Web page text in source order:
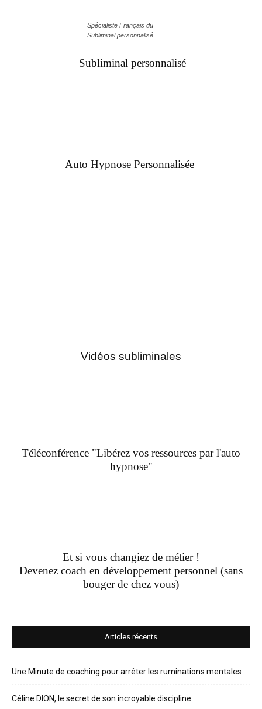
Spécialiste Français du
Subliminal personnalisé
Subliminal personnalisé
Auto Hypnose Personnalisée
Vidéos subliminales
Téléconférence "Libérez vos ressources par l'auto
hypnose"
Et si vous changiez de métier !
Devenez coach en développement personnel (sans
bouger de chez vous)
Articles récents
Une Minute de coaching pour arrêter les ruminations mentales
Céline DION, le secret de son incroyable discipline